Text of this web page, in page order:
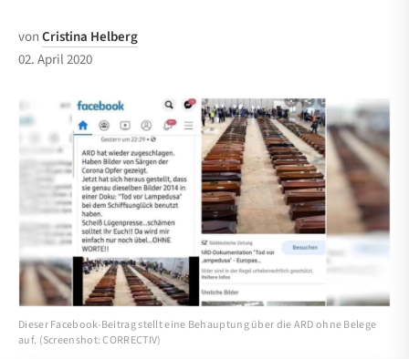
vonCristina Helberg
02. April 2020
Dieser Facebook-Beitrag stellt eine Behauptung über die ARD ohne Belege
auf. (Screenshot: CORRECTIV)